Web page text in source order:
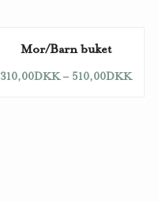
Mor/Barn buket
310,00DKK– 510,00DKK